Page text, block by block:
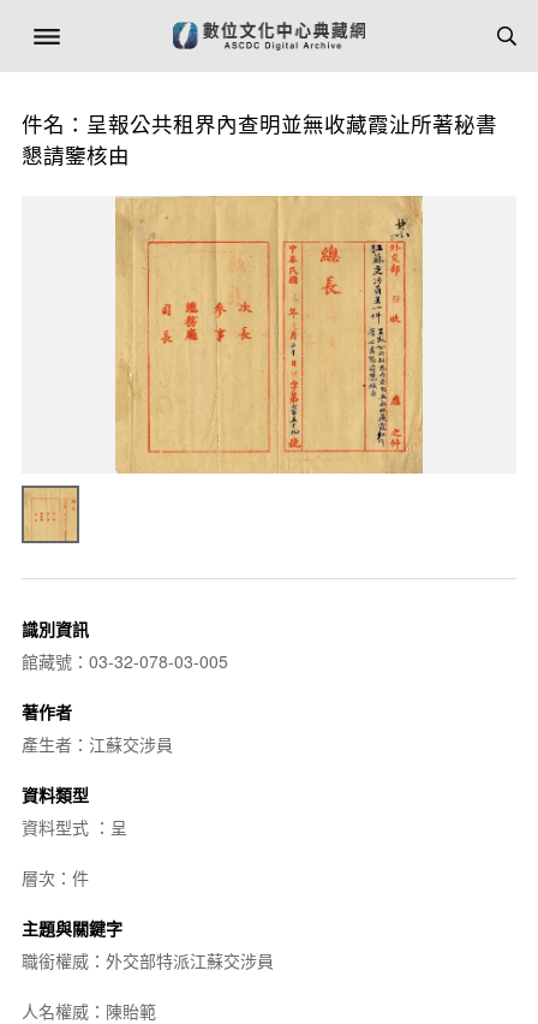
件名：呈報公共租界內查明並無收藏霞沚所著秘書
懇請鑒核由
識別資訊
館藏號：03-32-078-03-005
著作者
產生者：江蘇交涉員
資料類型
資料型式 ：呈
層次：件
主題與關鍵字
職銜權威：外交部特派江蘇交涉員
人名權威：陳貽範